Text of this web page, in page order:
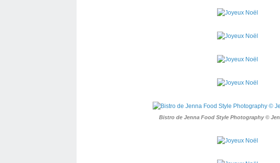
Bistro de Jenna Food Style Photography ©